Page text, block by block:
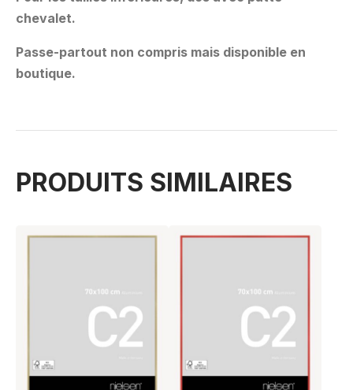
chevalet.
Passe-partout non compris mais disponible en
boutique.
PRODUITS SIMILAIRES